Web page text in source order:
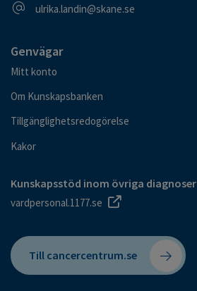
E-postadress
ulrika.landin@skane.se
Genvägar
Mitt konto
Om Kunskapsbanken
Tillgänglighetsredogörelse
Kakor
Kunskapsstöd inom övriga diagnoser
vardpersonal.1177.se
Till cancercentrum.se